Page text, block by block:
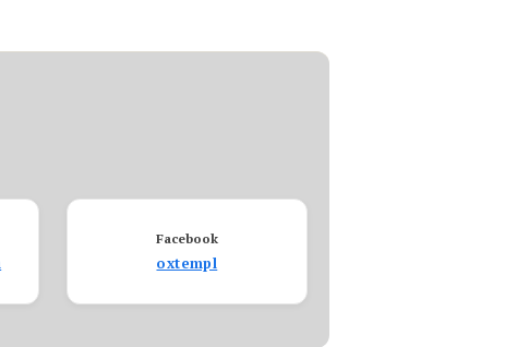
Facebook
oxtempl